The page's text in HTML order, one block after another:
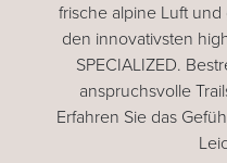
frische alpine Luft
den innovativsten
SPECIALIZED.
anspruchsvolle
Erfahren Sie das